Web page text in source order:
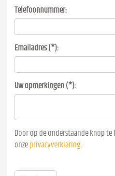
Telefoonnummer:
Emailadres (*):
Uw opmerkingen (*):
Door op de onderstaande knop
onze privacyverklaring